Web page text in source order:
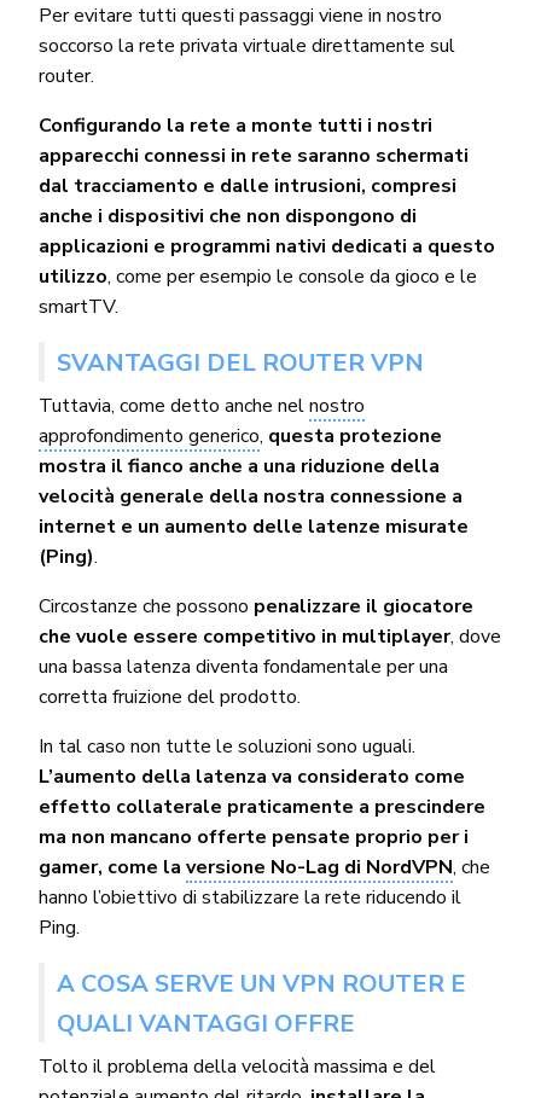
Per evitare tutti questi passaggi viene in nostro
soccorso la rete privata virtuale direttamente sul
router.
Configurando la rete a monte tutti i nostri
apparecchi connessi in rete saranno schermati
dal tracciamento e dalle intrusioni, compresi
anche i dispositivi che non dispongono di
applicazioni e programmi nativi dedicati a questo
utilizzo, come per esempio le console da gioco e le
smartTV.
SVANTAGGI DEL ROUTER VPN
Tuttavia, come detto anche nelnostro
approfondimento generico, questa protezione
mostra il fianco anche a una riduzione della
velocità generale della nostra connessione a
internet e un aumento delle latenze misurate
(Ping).
Circostanze che possono penalizzare il giocatore
che vuole essere competitivo in multiplayer, dove
una bassa latenza diventa fondamentale per una
corretta fruizione del prodotto.
In tal caso non tutte le soluzioni sono uguali.
L’aumento della latenza va considerato come
effetto collaterale praticamente a prescindere
ma non mancano offerte pensate proprio per i
gamer, come laversione No-Lag di NordVPN, che
hanno l’obiettivo di stabilizzare la rete riducendo il
Ping.
A COSA SERVE UN VPN ROUTER E
QUALI VANTAGGI OFFRE
Tolto il problema della velocità massima e del